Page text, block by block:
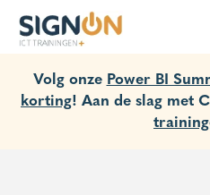
Volg onze Power BI
korting! Aan de slag met